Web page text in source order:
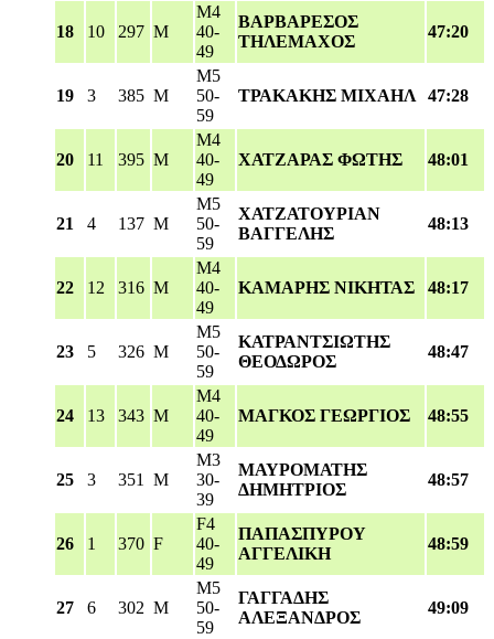
18 10 297 M
M4
40-
49
ΒΑΡΒΑΡΕΣΟΣ
ΤΗΛΕΜΑΧΟΣ
47:20
19 3 385 M
M5
50-
59
ΤΡΑΚΑΚΗΣ ΜΙΧΑΗΛ 47:28
20 11 395 M
M4
40-
49
ΧΑΤΖΑΡΑΣ ΦΩΤΗΣ 48:01
21 4 137 M
M5
50-
59
ΧΑΤΖΑΤΟΥΡΙΑΝ
ΒΑΓΓΕΛΗΣ
48:13
22 12 316 M
M4
40-
49
ΚΑΜΑΡΗΣ ΝΙΚΗΤΑΣ 48:17
23 5 326 M
M5
50-
59
ΚΑΤΡΑΝΤΣΙΩΤΗΣ
ΘΕΟΔΩΡΟΣ
48:47
24 13 343 M
M4
40-
49
ΜΑΓΚΟΣ ΓΕΩΡΓΙΟΣ 48:55
25 3 351 M
M3
30-
39
ΜΑΥΡΟΜΑΤΗΣ
ΔΗΜΗΤΡΙΟΣ
48:57
26 1 370 F
F4
40-
49
ΠΑΠΑΣΠΥΡΟΥ
ΑΓΓΕΛΙΚΗ
48:59
27 6 302 M
M5
50-
59
ΓΑΓΓΑΔΗΣ
ΑΛΕΞΑΝΔΡΟΣ
49:09